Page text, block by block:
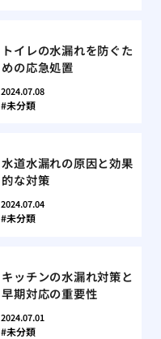
トイレの水漏れを防ぐた
めの応急処置
2024.07.08
未分類
水道水漏れの原因と効果
的な対策
2024.07.04
未分類
キッチンの水漏れ対策と
早期対応の重要性
2024.07.01
未分類